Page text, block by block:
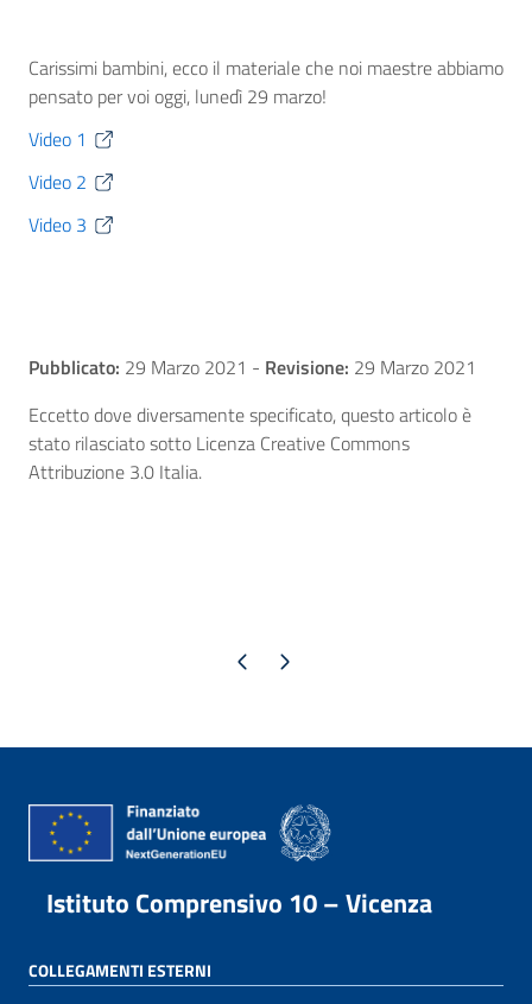
Carissimi bambini, ecco il materiale che noi maestre abbiamo
pensato per voi oggi, lunedì 29 marzo!
Video 1
Video 2
Video 3
Pubblicato: 29 Marzo 2021 - Revisione: 29 Marzo 2021
Eccetto dove diversamente specificato, questo articolo è
stato rilasciato sotto Licenza Creative Commons
Attribuzione 3.0 Italia.
Pagina precedente
Pagina successiva
Istituto Comprensivo 10 – Vicenza
COLLEGAMENTI ESTERNI